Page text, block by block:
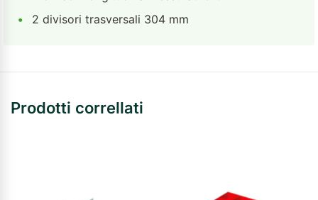
•
2 divisori trasversali 304 mm
Prodotti correllati